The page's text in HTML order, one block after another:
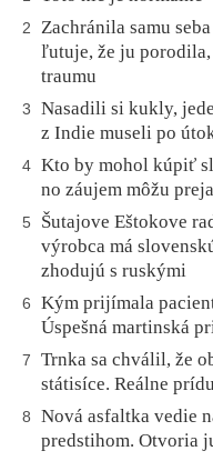
2
Zachránila samu
ľutuje, že ju porodila,
traumu
3
Nasadili si kukly,
z Indie museli po
4 Kto by mohol kúpiť
no záujem môžu
5
Šutajove Eštokove
výrobca má
zhodujú s ruskými
6
Kým prijímala
Úspešná martinská
7
Trnka sa chválil, že
státisíce. Reálne
8
Nová asfaltka vedie
predstihom. Otvoria